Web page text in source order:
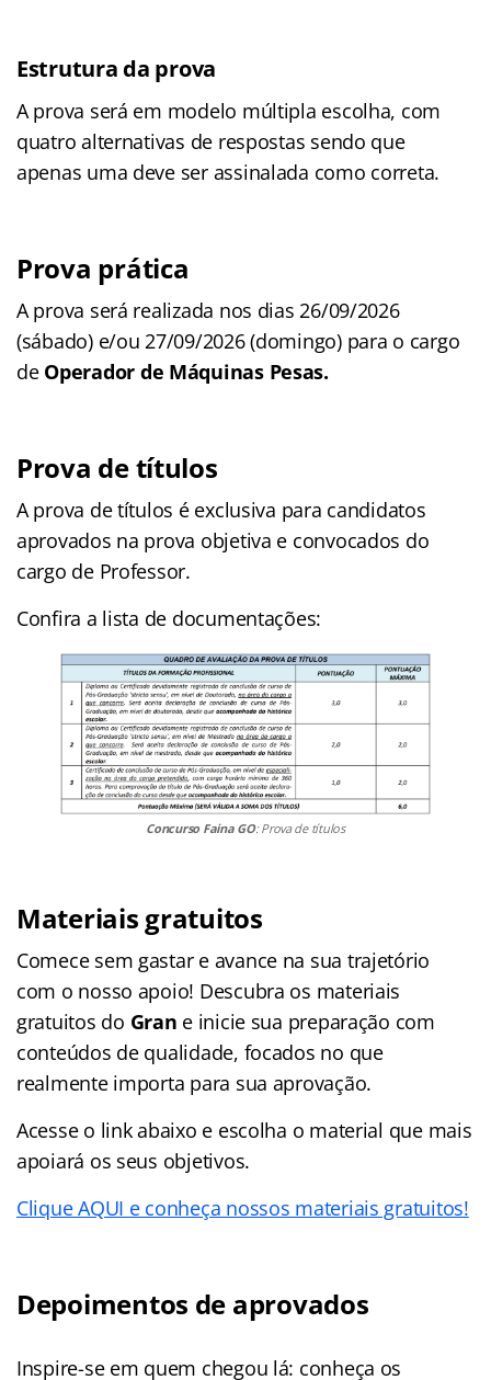
Estrutura da prova
A prova será em modelo múltipla escolha, com
quatro alternativas de respostas sendo que
apenas uma deve ser assinalada como correta.
Prova prática
A prova será realizada nos dias 26/09/2026
(sábado) e/ou 27/09/2026 (domingo) para o cargo
de Operador de Máquinas Pesas.
Prova de títulos
A prova de títulos é exclusiva para candidatos
aprovados na prova objetiva e convocados do
cargo de Professor.
Confira a lista de documentações:
Concurso Faina GO: Prova de títulos
Materiais gratuitos
Comece sem gastar e avance na sua trajetório
com o nosso apoio! Descubra os materiais
gratuitos do Gran e inicie sua preparação com
conteúdos de qualidade, focados no que
realmente importa para sua aprovação.
Acesse o link abaixo e escolha o material que mais
apoiará os seus objetivos.
Clique AQUI e conheça nossos materiais gratuitos!
Depoimentos de aprovados
Inspire-se em quem chegou lá: conheça os